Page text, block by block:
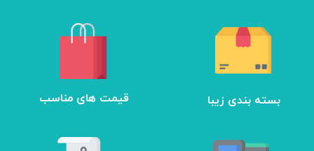
​قیمت های مناسب بسته بندی زیبا